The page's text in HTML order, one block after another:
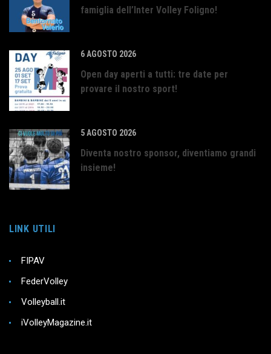
famiglia dell’Inter Volley Foligno!
6 AGOSTO 2026
Open day aperti a tutti: tre date per
provare il nostro sport!
5 AGOSTO 2026
Diventa nostro sponsor, diventiamo grandi
insieme!
LINK UTILI
FIPAV
FederVolley
Volleyball.it
iVolleyMagazine.it